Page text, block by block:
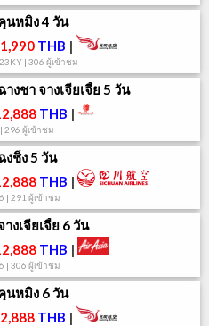
นหมิง 4 วัน
THB |
| 306 ผู้เข้าชม
งชา จางเจียเจี้ย 5 วัน
THB |
| 296 ผู้เข้าชม
งชิ่ง 5 วัน
THB |
| 291 ผู้เข้าชม
งเจียเจี้ย 6 วัน
THB |
| 306 ผู้เข้าชม
นหมิง 6 วัน
THB |